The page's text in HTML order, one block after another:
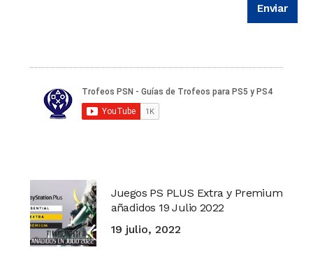
Juegos PS PLUS Extra y Premium
añadidos 19 Julio 2022
19 julio, 2022